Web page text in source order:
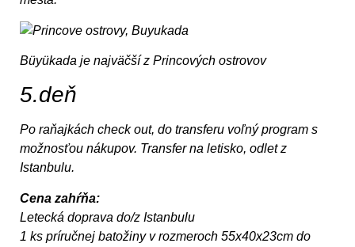
Büyükada je najväčší z Princových ostrovov
5.deň
Po raňajkách check out, do transferu voľný program s
možnosťou nákupov. Transfer na letisko, odlet z
Istanbulu.
Cena zahŕňa:
Letecká doprava do/z Istanbulu
1 ks príručnej batožiny v rozmeroch 55x40x23cm do